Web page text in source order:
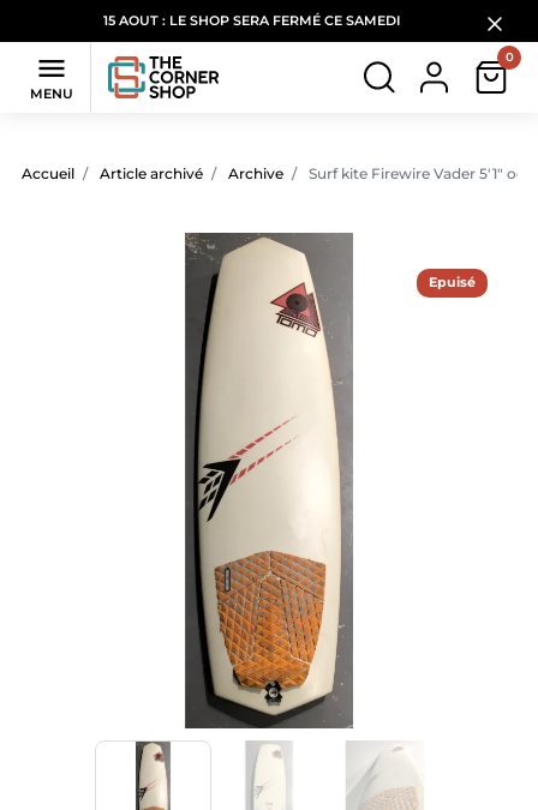
15 AOUT : LE SHOP SERA FERMÉ CE SAMEDI

MENU
0
Accueil Article archivé Archive Surf kite Firewire Vader 5'1"
Epuisé